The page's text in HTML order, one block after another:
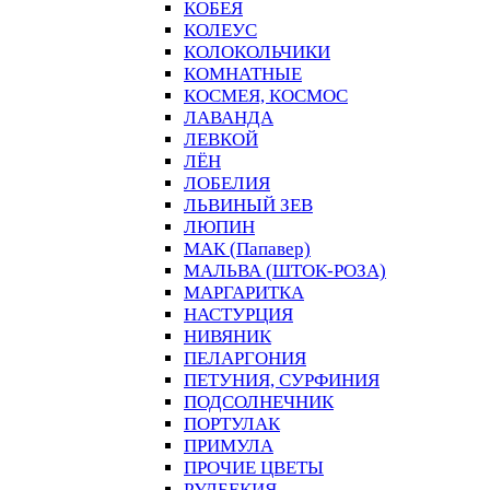
КОБЕЯ
КОЛЕУС
КОЛОКОЛЬЧИКИ
КОМНАТНЫЕ
КОСМЕЯ, КОСМОС
ЛАВАНДА
ЛЕВКОЙ
ЛЁН
ЛОБЕЛИЯ
ЛЬВИНЫЙ ЗЕВ
ЛЮПИН
МАК (Папавер)
МАЛЬВА (ШТОК-РОЗА)
МАРГАРИТКА
НАСТУРЦИЯ
НИВЯНИК
ПЕЛАРГОНИЯ
ПЕТУНИЯ, СУРФИНИЯ
ПОДСОЛНЕЧНИК
ПОРТУЛАК
ПРИМУЛА
ПРОЧИЕ ЦВЕТЫ